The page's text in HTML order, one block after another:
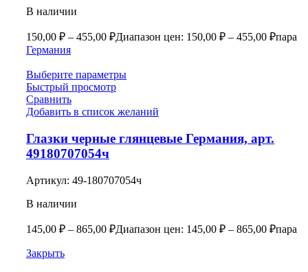
В наличии
150,00 ₽ – 455,00 ₽Диапазон цен: 150,00 ₽ – 455,00 ₽пара
Германия
Выберите параметры
Быстрый просмотр
Сравнить
Добавить в список желаний
Глазки черные глянцевые Германия, арт.
49180707054ч
Артикул: 49-180707054ч
В наличии
145,00 ₽ – 865,00 ₽Диапазон цен: 145,00 ₽ – 865,00 ₽пара
Закрыть